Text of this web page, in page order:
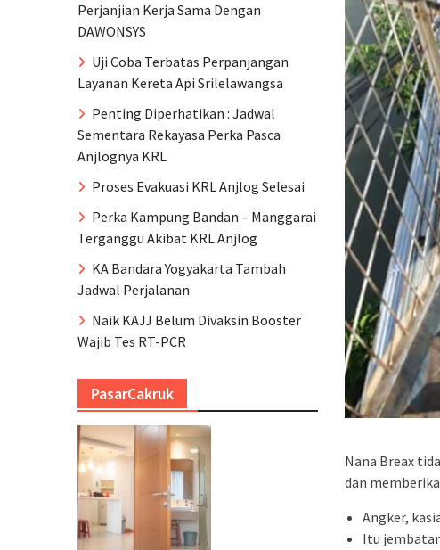
Nana Breax
dan
Angker,
Itu
Perjanjian Kerja Sama Dengan
DAWONSYS
Uji Coba Terbatas Perpanjangan
Layanan Kereta Api Srilelawangsa
Penting Diperhatikan : Jadwal
Sementara Rekayasa Perka Pasca
Anjlognya KRL
Proses Evakuasi KRL Anjlog Selesai
Perka Kampung Bandan – Manggarai
Terganggu Akibat KRL Anjlog
KA Bandara Yogyakarta Tambah
Jadwal Perjalanan
Naik KAJJ Belum Divaksin Booster
Wajib Tes RT-PCR
PasarCakruk